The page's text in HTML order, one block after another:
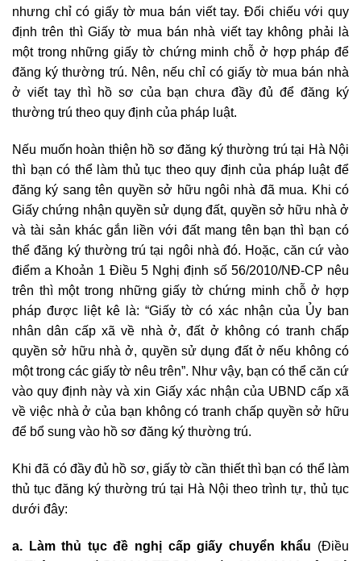
nhưng chỉ có giấy tờ mua bán viết tay. Đối chiếu với quy
định trên thì Giấy tờ mua bán nhà viết tay không phải là
một trong những giấy tờ chứng minh chỗ ở hợp pháp để
đăng ký thường trú. Nên, nếu chỉ có giấy tờ mua bán nhà
ở viết tay thì hồ sơ của bạn chưa đầy đủ để đăng ký
thường trú theo quy định của pháp luật.
Nếu muốn hoàn thiện hồ sơ đăng ký thường trú tại Hà Nội
thì bạn có thể làm thủ tục theo quy định của pháp luật để
đăng ký sang tên quyền sở hữu ngôi nhà đã mua. Khi có
Giấy chứng nhận quyền sử dụng đất, quyền sở hữu nhà ở
và tài sản khác gắn liền với đất mang tên bạn thì bạn có
thể đăng ký thường trú tại ngôi nhà đó. Hoặc, căn cứ vào
điểm a Khoản 1 Điều 5 Nghị định số 56/2010/NĐ-CP nêu
trên thì một trong những giấy tờ chứng minh chỗ ở hợp
pháp được liệt kê là: “Giấy tờ có xác nhận của Ủy ban
nhân dân cấp xã về nhà ở, đất ở không có tranh chấp
quyền sở hữu nhà ở, quyền sử dụng đất ở nếu không có
một trong các giấy tờ nêu trên”. Như vậy, bạn có thể căn cứ
vào quy định này và xin Giấy xác nhận của UBND cấp xã
về việc nhà ở của bạn không có tranh chấp quyền sở hữu
để bổ sung vào hồ sơ đăng ký thường trú.
Khi đã có đầy đủ hồ sơ, giấy tờ cần thiết thì bạn có thể làm
thủ tục đăng ký thường trú tại Hà Nội theo trình tự, thủ tục
dưới đây:
a. Làm thủ tục đề nghị cấp giấy chuyển khẩu (Điều